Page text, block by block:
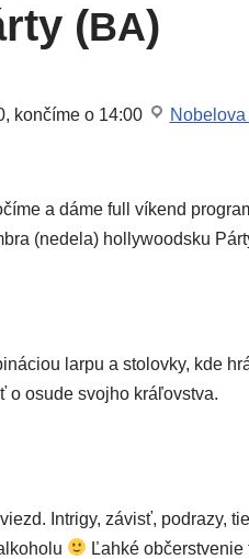
(BA)
kon­čí­me o 14:00
a dáme full víkend
(nede­la) hol­ly­wo­od­sku
lar­pu a sto­lov­ky, kde
o osu­de svoj­ho kráľovstva.
Intrigy, závisť, pod­ra­zy,
Ľahké